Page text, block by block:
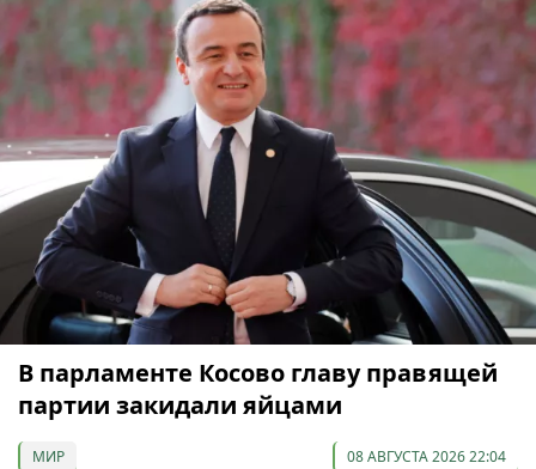
В парламенте Косово главу правящей
партии закидали яйцами
МИР 08 АВГУСТА 2026 22:04